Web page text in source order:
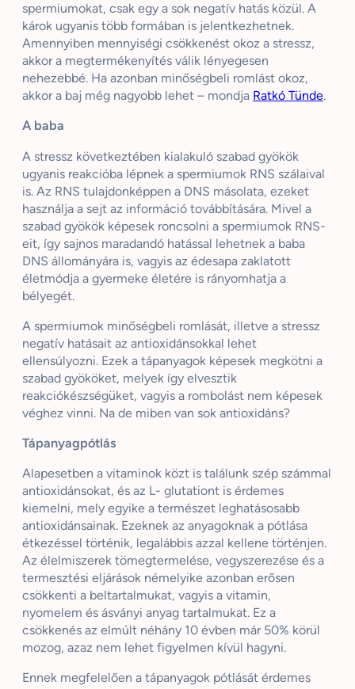
spermiumokat, csak egy a sok negatív hatás közül. A
károk ugyanis több formában is jelentkezhetnek.
Amennyiben mennyiségi csökkenést okoz a stressz,
akkor a megtermékenyítés válik lényegesen
nehezebbé. Ha azonban minőségbeli romlást okoz,
akkor a baj még nagyobb lehet – mondja Ratkó Tünde.
A baba
A stressz következtében kialakuló szabad gyökök
ugyanis reakcióba lépnek a spermiumok RNS szálaival
is. Az RNS tulajdonképpen a DNS másolata, ezeket
használja a sejt az információ továbbítására. Mivel a
szabad gyökök képesek roncsolni a spermiumok RNS-
eit, így sajnos maradandó hatással lehetnek a baba
DNS állományára is, vagyis az édesapa zaklatott
életmódja a gyermeke életére is rányomhatja a
bélyegét.
A spermiumok minőségbeli romlását, illetve a stressz
negatív hatásait az antioxidánsokkal lehet
ellensúlyozni. Ezek a tápanyagok képesek megkötni a
szabad gyököket, melyek így elvesztik
reakciókészségüket, vagyis a rombolást nem képesek
véghez vinni. Na de miben van sok antioxidáns?
Tápanyagpótlás
Alapesetben a vitaminok közt is találunk szép számmal
antioxidánsokat, és az L- glutationt is érdemes
kiemelni, mely egyike a természet leghatásosabb
antioxidánsainak. Ezeknek az anyagoknak a pótlása
étkezéssel történik, legalábbis azzal kellene történjen.
Az élelmiszerek tömegtermelése, vegyszerezése és a
termesztési eljárások némelyike azonban erősen
csökkenti a beltartalmukat, vagyis a vitamin,
nyomelem és ásványi anyag tartalmukat. Ez a
csökkenés az elmúlt néhány 10 évben már 50% körül
mozog, azaz nem lehet figyelmen kívül hagyni.
Ennek megfelelően a tápanyagok pótlását érdemes